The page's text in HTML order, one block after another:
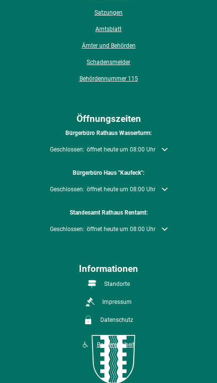
Satzungen
Amtsblatt
Ämter und Behörden
Schadensmelder
Behördennummer 115
Öffnungszeiten
Bürgerbüro Rathaus Wasserturm:
Klicken, um weitere Öffnungs- oder Schließzeiten auszublenden
Geschlossen: öffnet heute um 08:00 Uhr
Bürgerbüro Haus "Kaufeck":
Klicken, um weitere Öffnungs- oder Schließzeiten auszublenden
Geschlossen: öffnet heute um 08:00 Uhr
Standesamt Rathaus Rentamt:
Klicken, um weitere Öffnungs- oder Schließzeiten auszublenden
Geschlossen: öffnet heute um 08:00 Uhr
Informationen
Standorte
Impressum
Datenschutz
Barrierefreiheit